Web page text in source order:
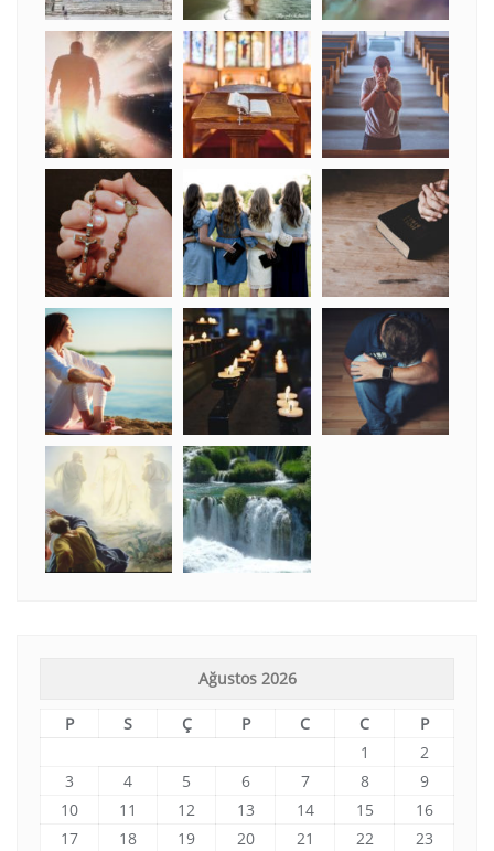
Ağustos 2026
P S Ç P C C
P
1
2
3
4 5 6 7 8
9
10
11 12 13 14 15
16
17
18 19 20 21 22
23